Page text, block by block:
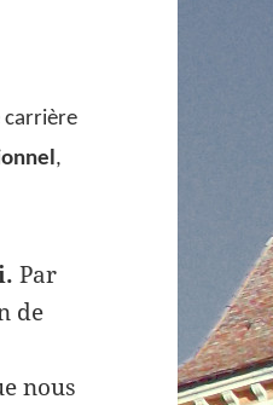
carrière
,
Par
de
nous